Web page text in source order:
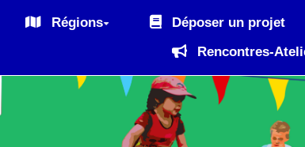
Régions Déposer un projet
Rencontres-